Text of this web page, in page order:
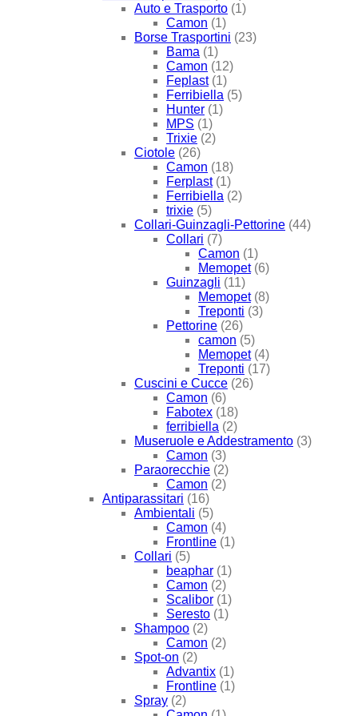
Auto e Trasporto (1)
Camon (1)
Borse Trasportini (23)
Bama (1)
Camon (12)
Feplast (1)
Ferribiella (5)
Hunter (1)
MPS (1)
Trixie (2)
Ciotole (26)
Camon (18)
Ferplast (1)
Ferribiella (2)
trixie (5)
Collari-Guinzagli-Pettorine (44)
Collari (7)
Camon (1)
Memopet (6)
Guinzagli (11)
Memopet (8)
Treponti (3)
Pettorine (26)
camon (5)
Memopet (4)
Treponti (17)
Cuscini e Cucce (26)
Camon (6)
Fabotex (18)
ferribiella (2)
Museruole e Addestramento (3)
Camon (3)
Paraorecchie (2)
Camon (2)
Antiparassitari (16)
Ambientali (5)
Camon (4)
Frontline (1)
Collari (5)
beaphar (1)
Camon (2)
Scalibor (1)
Seresto (1)
Shampoo (2)
Camon (2)
Spot-on (2)
Advantix (1)
Frontline (1)
Spray (2)